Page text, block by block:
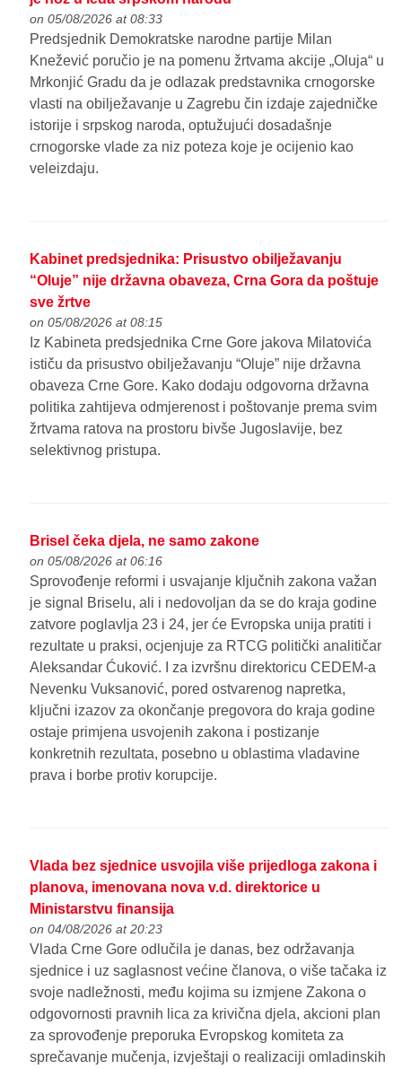
on 05/08/2026 at 08:33
Predsjednik Demokratske narodne partije Milan
Knežević poručio je na pomenu žrtvama akcije „Oluja“ u
Mrkonjić Gradu da je odlazak predstavnika crnogorske
vlasti na obilježavanje u Zagrebu čin izdaje zajedničke
istorije i srpskog naroda, optužujući dosadašnje
crnogorske vlade za niz poteza koje je ocijenio kao
veleizdaju.
Kabinet predsjednika: Prisustvo obilježavanju
“Oluje” nije državna obaveza, Crna Gora da poštuje
sve žrtve
on 05/08/2026 at 08:15
Iz Kabineta predsjednika Crne Gore jakova Milatovića
ističu da prisustvo obilježavanju “Oluje” nije državna
obaveza Crne Gore. Kako dodaju odgovorna državna
politika zahtijeva odmjerenost i poštovanje prema svim
žrtvama ratova na prostoru bivše Jugoslavije, bez
selektivnog pristupa.
Brisel čeka djela, ne samo zakone
on 05/08/2026 at 06:16
Sprovođenje reformi i usvajanje ključnih zakona važan
je signal Briselu, ali i nedovoljan da se do kraja godine
zatvore poglavlja 23 i 24, jer će Evropska unija pratiti i
rezultate u praksi, ocjenjuje za RTCG politički analitičar
Aleksandar Ćuković. I za izvršnu direktoricu CEDEM-a
Nevenku Vuksanović, pored ostvarenog napretka,
ključni izazov za okončanje pregovora do kraja godine
ostaje primjena usvojenih zakona i postizanje
konkretnih rezultata, posebno u oblastima vladavine
prava i borbe protiv korupcije.
Vlada bez sjednice usvojila više prijedloga zakona i
planova, imenovana nova v.d. direktorice u
Ministarstvu finansija
on 04/08/2026 at 20:23
Vlada Crne Gore odlučila je danas, bez održavanja
sjednice i uz saglasnost većine članova, o više tačaka iz
svoje nadležnosti, među kojima su izmjene Zakona o
odgovornosti pravnih lica za krivična djela, akcioni plan
za sprovođenje preporuka Evropskog komiteta za
sprečavanje mučenja, izvještaji o realizaciji omladinskih